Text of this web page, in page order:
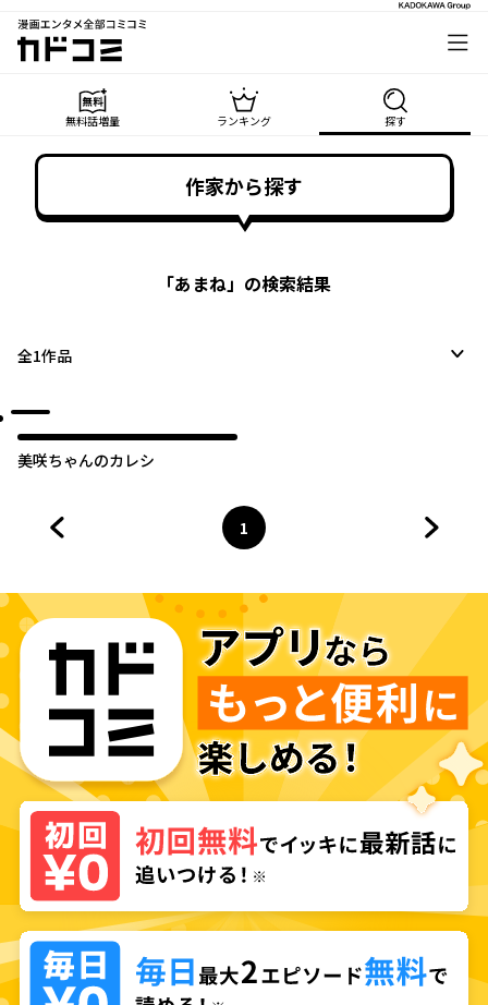
漫画エンタメ全部コミコミ
カドコミ
無料話増量 ランキング 探す
作家から探す
「あまね」の検索結果
全1作品
美咲ちゃんのカレシ
ページ
1
へ